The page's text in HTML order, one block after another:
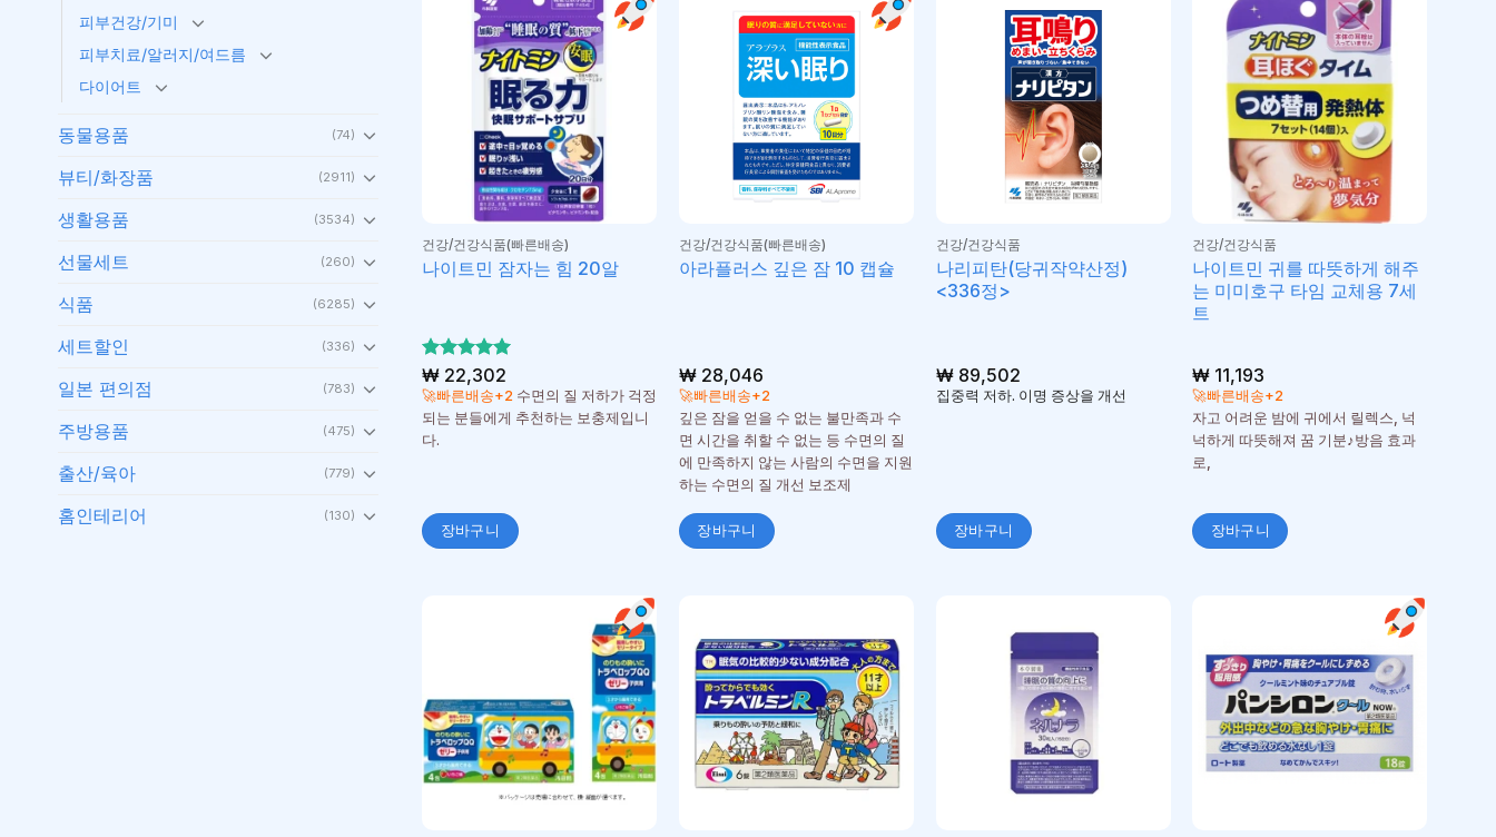
피부건강/기미
피부치료/알러지/여드름
다이어트
동물용품 (74)
뷰티/화장품 (2911)
생활용품 (3534)
선물세트 (260)
식품 (6285)
세트할인 (336)
일본 편의점 (783)
주방용품 (475)
출산/육아 (779)
홈인테리어 (130)
건강/건강식품(빠른배송)
나이트민 잠자는 힘 20알
5 중에서
5로 평가
됨
₩ 22,302
🚀빠른배송+2 수면의 질 저하가 걱정
되는 분들에게 추천하는 보충제입니
다.
장바구니
건강/건강식품(빠른배송)
아라플러스 깊은 잠 10 캡슐
₩28,046
🚀빠른배송+2
깊은 잠을 얻을 수 없는 불만족과 수
면 시간을 취할 수 없는 등 수면의 질
에 만족하지 않는 사람의 수면을 지원
하는 수면의 질 개선 보조제
장바구니
건강/건강식품
나리피탄(당귀작약산정)
<336정>
₩89,502
집중력 저하. 이명 증상을 개선
장바구니
건강/건강식품
나이트민 귀를 따뜻하게 해주
는 미미호구 타임 교체용 7세
트
₩ 11,193
🚀빠른배송+2
자고 어려운 밤에 귀에서 릴렉스, 넉
넉하게 따뜻해져 꿈 기분♪방음 효과
로,
장바구니